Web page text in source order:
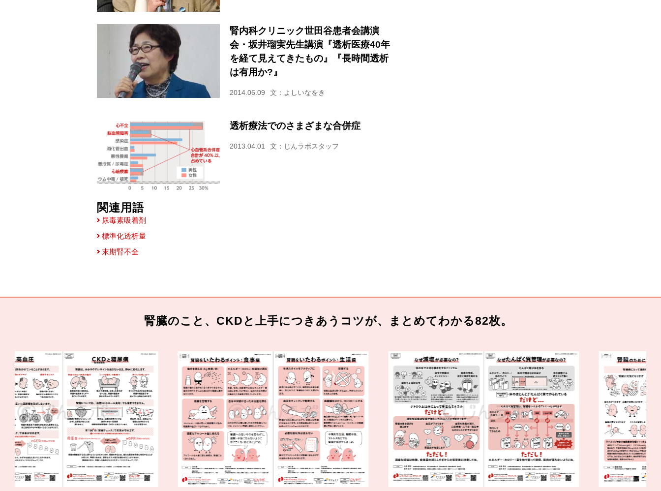
腎内科クリニック世田谷患者会講演
会・坂井瑠実先生講演『透析医療40年
を経て見えてきたもの』『長時間透析
は有用か?』
2014.06.09 文：よしいなをき
透析療法でのさまざまな合併症
2013.04.01 文：じんラボスタッフ
関連用語
尿毒素吸着剤
標準化透析量
末期腎不全
腎臓のこと、CKDと上手につきあうコツが、まとめてわかる82枚。